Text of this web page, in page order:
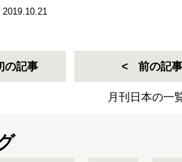
2019.10.21
の記事 前の記事
月刊日本の一